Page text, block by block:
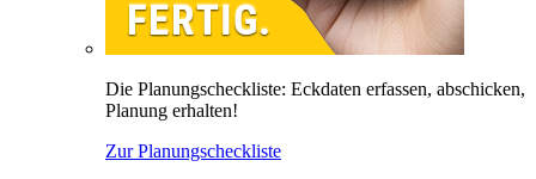
Die Planungscheckliste: Eckdaten erfassen, abschicken,
Planung erhalten!
Zur Planungscheckliste